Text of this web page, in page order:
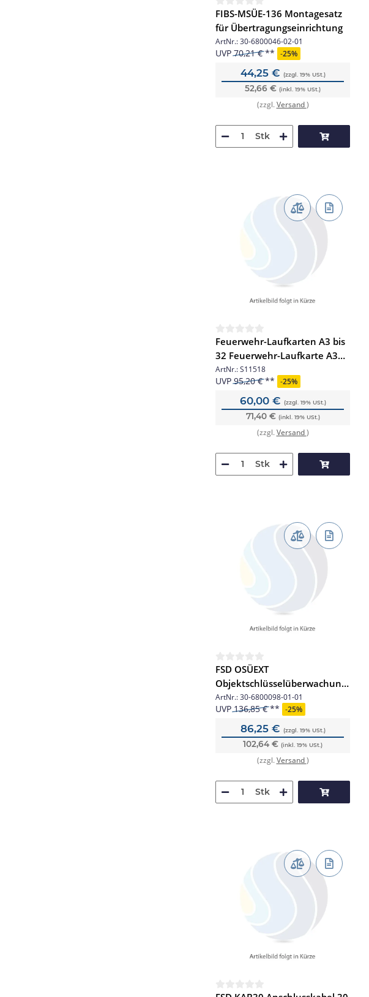
FIBS-MSÜE-136 Montagesatz
für Übertragungseinrichtung
ArtNr.:30-6800046-02-01
UVP70,21 € -25%
44,25 € (zzgl. 19% USt.)
52,66 € (inkl. 19% USt.)
(zzgl.Versand)
Stk
Feuerwehr-Laufkarten A3 bis
32 Feuerwehr-Laufkarte A3
bis 32Stk.
ArtNr.:S11518
UVP95,20 € -25%
60,00 € (zzgl. 19% USt.)
71,40 € (inkl. 19% USt.)
(zzgl.Versand)
Stk
FSD OSÜEXT
Objektschlüsselüberwachung
extern
ArtNr.:30-6800098-01-01
UVP 136,85 € -25%
86,25 € (zzgl. 19% USt.)
102,64 € (inkl. 19% USt.)
(zzgl.Versand)
Stk